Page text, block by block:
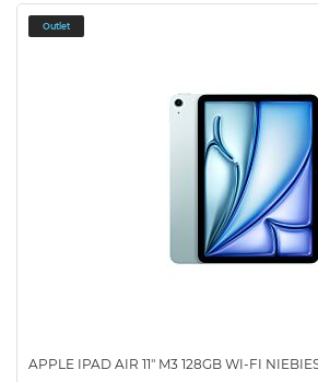
Outlet
APPLE IPAD AIR 11" M3 128GB WI-FI